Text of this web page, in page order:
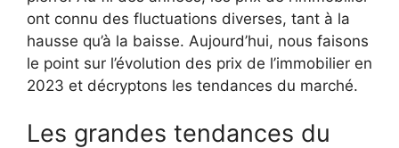
ont connu des fluctuations diverses, tant à la
hausse qu’à la baisse. Aujourd’hui, nous faisons
le point sur l’évolution des prix de l’immobilier en
2023 et décryptons les tendances du marché.
Les grandes tendances du